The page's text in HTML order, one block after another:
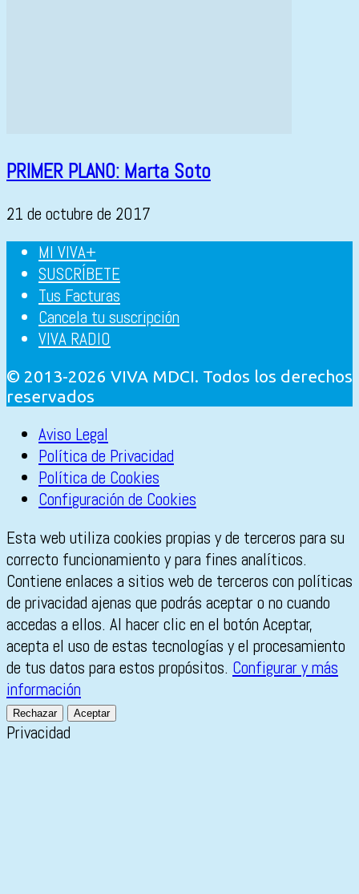
PRIMER PLANO: Marta Soto
21 de octubre de 2017
MI VIVA+
SUSCRÍBETE
Tus Facturas
Cancela tu suscripción
VIVA RADIO
© 2013-2026 VIVA MDCI. Todos los derechos
reservados
Aviso Legal
Política de Privacidad
Política de Cookies
Configuración de Cookies
Esta web utiliza cookies propias y de terceros para su
correcto funcionamiento y para fines analíticos.
Contiene enlaces a sitios web de terceros con políticas
de privacidad ajenas que podrás aceptar o no cuando
accedas a ellos. Al hacer clic en el botón Aceptar,
acepta el uso de estas tecnologías y el procesamiento
de tus datos para estos propósitos. Configurar y más
información
Rechazar Aceptar
Privacidad